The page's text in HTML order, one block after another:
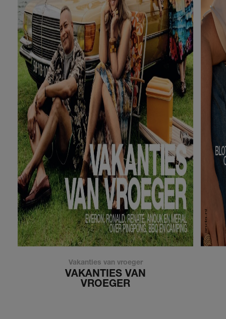
Vakanties van vroeger
VAKANTIES VAN
VROEGER